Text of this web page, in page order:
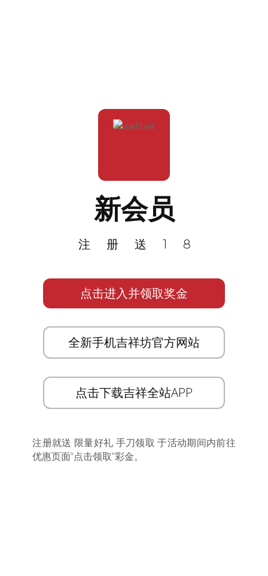
新会员
注册送18
点击进入并领取奖金
全新手机吉祥坊官方网站
点击下载吉祥全站APP
注册就送 限量好礼 手刀领取 于活动期间内前往
优惠页面”点击领取”彩金。